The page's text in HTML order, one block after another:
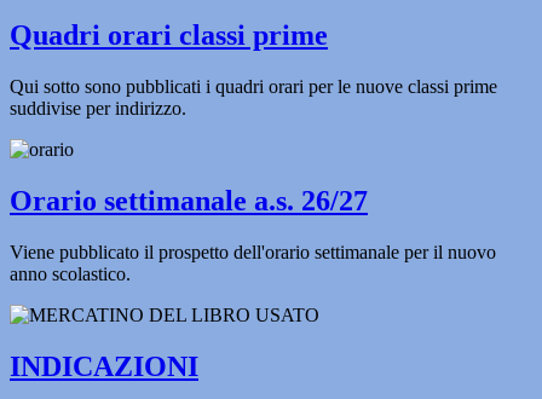
Quadri orari classi prime
Qui sotto sono pubblicati i quadri orari per le nuove classi prime
suddivise per indirizzo.
Orario settimanale a.s. 26/27
Viene pubblicato il prospetto dell'orario settimanale per il nuovo
anno scolastico.
INDICAZIONI